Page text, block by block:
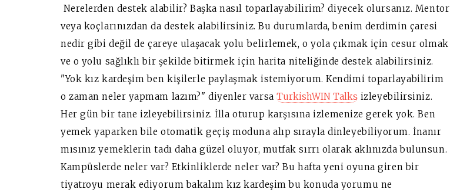
Nerelerden destek alabilir? Başka nasıl toparlayabilirim? diyecek olursanız. Mentor
veya koçlarınızdan da destek alabilirsiniz. Bu durumlarda, benim derdimin çaresi
nedir gibi değil de çareye ulaşacak yolu belirlemek, o yola çıkmak için cesur olmak
ve o yolu sağlıklı bir şekilde bitirmek için harita niteliğinde destek alabilirsiniz.
"Yok kız kardeşim ben kişilerle paylaşmak istemiyorum. Kendimi toparlayabilirim
o zaman neler yapmam lazım?" diyenler varsaTurkishWIN Talks izleyebilirsiniz.
Her gün bir tane izleyebilirsiniz. İlla oturup karşısına izlemenize gerek yok. Ben
yemek yaparken bile otomatik geçiş moduna alıp sırayla dinleyebiliyorum. İnanır
mısınız yemeklerin tadı daha güzel oluyor, mutfak sırrı olarak aklınızda bulunsun.
Kampüslerde neler var? Etkinliklerde neler var? Bu hafta yeni oyuna giren bir
tiyatroyu merak ediyorum bakalım kız kardeşim bu konuda yorumu ne